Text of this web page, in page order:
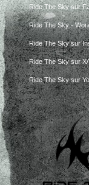
Ride The Sky sur
Ride The Sky -
Ride The Sky sur
Ride The Sky sur
Ride The Sky sur